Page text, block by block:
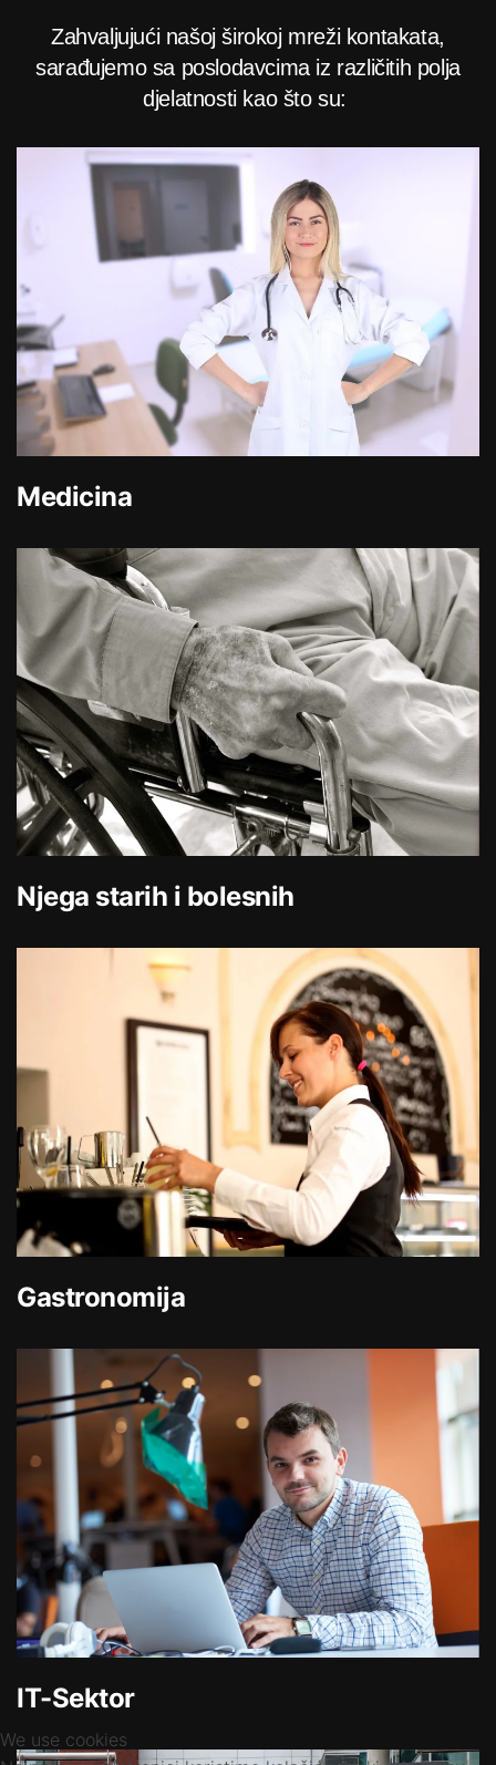
Zahvaljujući našoj širokoj mreži kontakata,
sarađujemo sa poslodavcima iz različitih polja
djelatnosti kao što su:
Medicina
Njega starih i bolesnih
Gastronomija
IT-Sektor
We use cookies